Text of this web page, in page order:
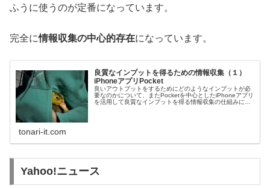
ふうに使うのが定番になっています。
完全に情報収集の中心的存在になっています。
良質なインプットを得るための情報収集（１）
iPhoneアプリPocket
良いアウトプットをするためにどのようなインプットが必
要なのかについて、またPocketを中心としたiPhoneアプリ
を活用して良質なインプットを得る情報収集の仕組みにつ
tonari-it.com
Yahoo!ニュース